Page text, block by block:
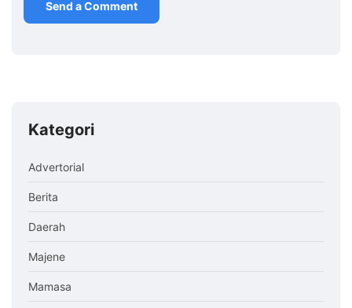
Kategori
Advertorial
Berita
Daerah
Majene
Mamasa